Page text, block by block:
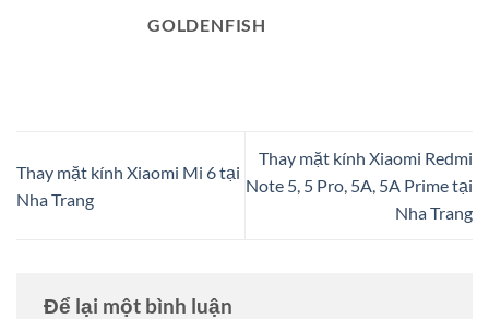
GOLDENFISH
Thay mặt kính Xiaomi Mi 6 tại
Nha Trang
Thay mặt kính Xiaomi Redmi
Note 5, 5 Pro, 5A, 5A Prime tại
Nha Trang
Để lại một bình luận